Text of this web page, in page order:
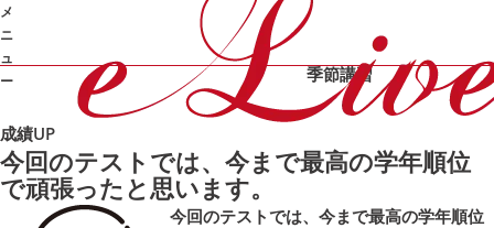
メ
ニ
ュ
ー
成績UP の体験
記
カテゴリ：
合格体験記成績UP 面談勉強のやり方
季節講習
成績UP
今回のテストでは、今まで最高の学年順位
で頑張ったと思います。
今回のテストでは、今まで最高の学年順位